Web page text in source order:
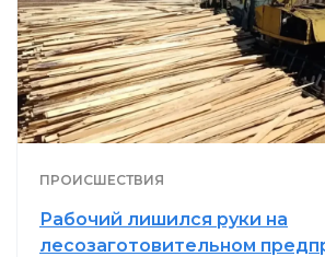
ПРОИСШЕСТВИЯ
Рабочий лишился руки на
лесозаготовительном